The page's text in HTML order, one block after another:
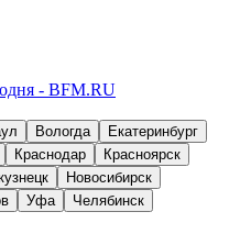
Вологда
Екатеринбург
Краснодар
Красноярск
Новосибирск
Уфа
Челябинск